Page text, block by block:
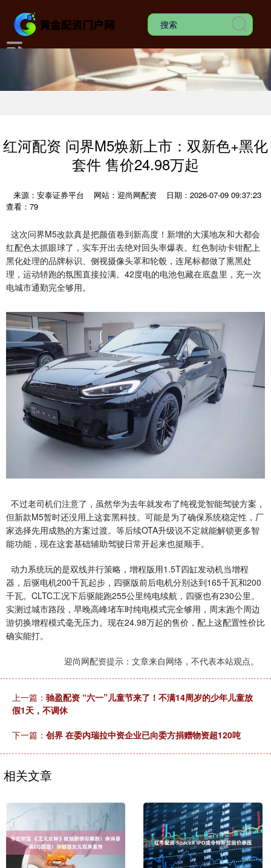
红河配资 问界M5焕新上市：双新色+黑化
套件 售价24.98万起
来源：安泰证券平台 网站：迎尚网配资
日期：2026-07-09 09:37:23
查看：79
这次问界M5改款真是把颜值卷到新高度！新增的大溪地灰和大都会
红配色太抓眼球了，实车开出去绝对回头率爆表。红色制动卡钳配上
黑化处理的品牌标识、侧视摄像头罩和轮毂，连尾标都做了熏黑处
理，运动轿跑的氛围直接拉满。42度电的电池包藏在底盘里，充一次
电城市通勤完全够用。
不过老司机们注意了，虽然华为去年就发布了纯视觉智能驾驶方案，
但新款M5暂时还没用上这套黑科技。可能是为了确保系统稳定性，厂
家选择先用成熟的方案过渡。等后续OTA升级说不定就能解锁更多智
能功能，现在这套基础辅助驾驶日常开起来也挺顺手。
动力系统玩的是双线并行策略，增程版用1.5T四缸发动机当增程
器，后驱电机200千瓦起步，四驱版前后电机分别达到165千瓦和200
千瓦。CLTC工况下后驱能跑255公里纯电续航，四驱也有230公里。
实测过城市路段，早晚高峰堵车时纯电模式完全够用，周末跑个周边
游切换增程模式毫无压力。现在24.98万起的售价，配上这配置性价比
确实能打。
迎尚网配资提示：文章来自网络，不代表本站观点。
上一篇： 驰盈配资 “六一”儿童节来了！不满14周岁的少年儿童放
假1天，不调休
下一篇： 创界 在委内瑞拉中资企业已向委方捐赠物资超120吨
相关文章